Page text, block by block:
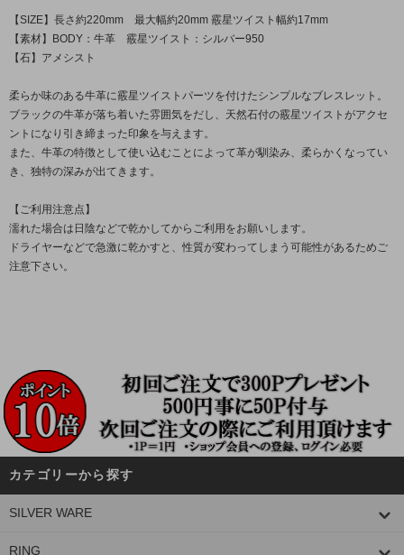
【SIZE】長さ約220mm 最大幅約20mm 霰星ツイスト幅約17mm
【素材】BODY：牛革 霰星ツイスト：シルバー950
【石】アメシスト
柔らか味のある牛革に霰星ツイストパーツを付けたシンプルなブレスレット。
ブラックの牛革が落ち着いた雰囲気をだし、天然石付の霰星ツイストがアクセ
ントになり引き締まった印象を与えます。
また、牛革の特徴として使い込むことによって革が馴染み、柔らかくなってい
き、独特の深みが出てきます。
【ご利用注意点】
濡れた場合は日陰などで乾かしてからご利用をお願いします。
ドライヤーなどで急激に乾かすと、性質が変わってしまう可能性があるためご
注意下さい。
カテゴリーから探す
SILVER WARE
RING